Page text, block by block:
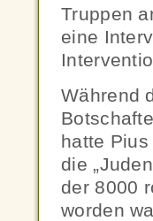
Truppen
eine
Während
hatte
die
der 8000
worden